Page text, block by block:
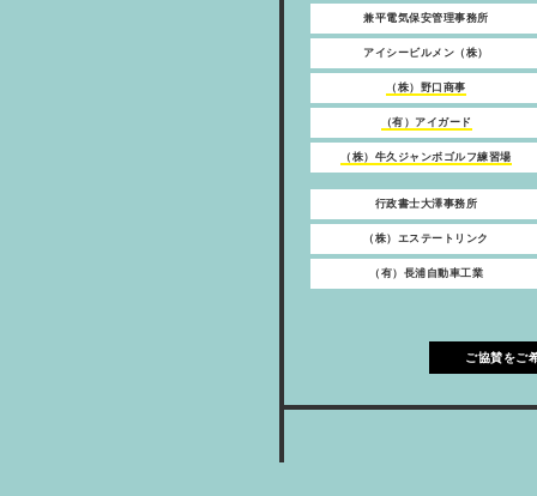
兼平電気保安管理事務所
アイシービルメン（株）
（株）野口商事
（有）アイガード
（株）牛久ジャンボゴルフ練習場
行政書士大澤事務所
（株）エステートリンク
（有）長浦自動車工業
ご協賛をご